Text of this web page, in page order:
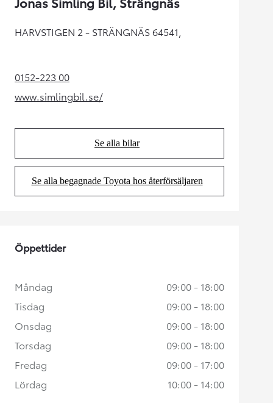
HARVSTIGEN 2 - STRÄNGNÄS 64541,
0152-223 00(Opens in new tab)
www.simlingbil.se/
(Opens in new tab)
Se alla bilar
(Opens in new tab)
Se alla begagnade Toyota hos återförsäljaren
(Opens in new tab)
Öppettider
Måndag
09:00 - 18:00
Tisdag
09:00 - 18:00
Onsdag
09:00 - 18:00
Torsdag
09:00 - 18:00
Fredag
09:00 - 17:00
Lördag
10:00 - 14:00